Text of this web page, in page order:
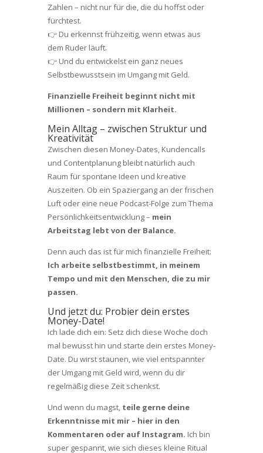
Zahlen – nicht nur für die, die du hoffst oder
fürchtest.
👉 Du erkennst frühzeitig, wenn etwas aus
dem Ruder läuft.
👉 Und du entwickelst ein ganz neues
Selbstbewusstsein im Umgang mit Geld.
Finanzielle Freiheit beginnt nicht mit
Millionen – sondern mit Klarheit.
Mein Alltag – zwischen Struktur und
Kreativität
Zwischen diesen Money-Dates, Kundencalls
und Contentplanung bleibt natürlich auch
Raum für spontane Ideen und kreative
Auszeiten. Ob ein Spaziergang an der frischen
Luft oder eine neue Podcast-Folge zum Thema
Persönlichkeitsentwicklung – mein
Arbeitstag lebt von der Balance.
Denn auch das ist für mich finanzielle Freiheit:
Ich arbeite selbstbestimmt, in meinem
Tempo und mit den Menschen, die zu mir
passen.
Und jetzt du: Probier dein erstes
Money-Date!
Ich lade dich ein: Setz dich diese Woche doch
mal bewusst hin und starte dein erstes Money-
Date. Du wirst staunen, wie viel entspannter
der Umgang mit Geld wird, wenn du dir
regelmäßig diese Zeit schenkst.
Und wenn du magst, teile gerne deine
Erkenntnisse mit mir – hier in den
Kommentaren oder auf Instagram. Ich bin
super gespannt, wie sich dieses kleine Ritual